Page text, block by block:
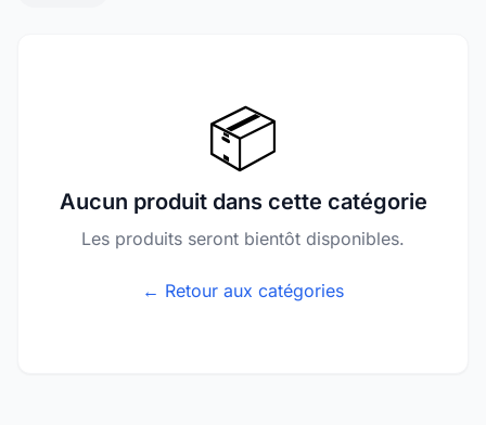
📦
Aucun produit dans cette catégorie
Les produits seront bientôt disponibles.
← Retour aux catégories